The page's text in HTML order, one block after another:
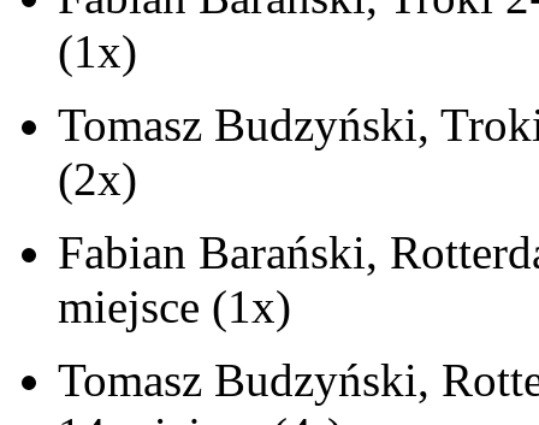
(1x)
Tomasz Budzyński,
(2x)
Fabian Barański,
miejsce (1x)
Tomasz Budzyński,